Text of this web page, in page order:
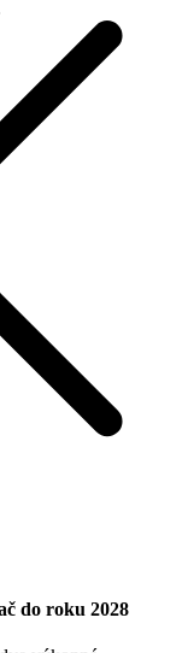
do roku 2028